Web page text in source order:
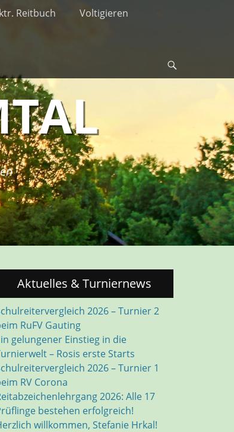
Reitbuch
Voltigieren
Aktuelles & Turniernews
2026 – Turnier 2
RuFV Gauting
gelungener Einstieg in die
– Rosis erste Starts
2026 – Turnier 1
RV Corona
2026: Alle 17
bestehen erfolgreich!
willkommen, Stefanie Hrkal!